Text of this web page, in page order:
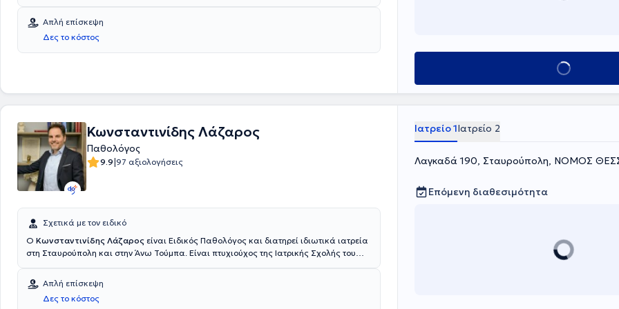
Απλή επίσκεψη
Δες το κόστος
Κλείσε ραντεβού
Κωνσταντινίδης Λάζαρος
Παθολόγος
9.9|97 αξιολογήσεις
Σχετικά με τον ειδικό
O Κωνσταντινίδης Λάζαρος είναι Ειδικός Παθολόγος και διατηρεί ιδιωτικά ιατρεία
στη Σταυρούπολη και στην Άνω Τούμπα. Είναι πτυχιούχος της Ιατρικής Σχολής του
Υπέρταση με συμμετοχές σε επιστημονικές εργασίες και κλινικές μελέτες. Ειδικεύτηκε
στην Παθολογική Κλινική του Γενικού Νοσοκομείου Θεσσαλονίκης "Ο Άγιος
Δημήτριος" και τον Μάιο του 2017 απέκτησε μετά από επιτυχείς εξετάσεις τον τίτλο
Απλή επίσκεψη
Δες το κόστος
Ιατρείο 1Ιατρείο 2
Λαγκαδά 190, Σταυρούπολη, ΝΟΜΟΣ
Επόμενη διαθεσιμότητα